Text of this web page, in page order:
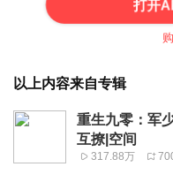
打开
以上内容来自专辑
重生九零：军
互撩|空间
317.88万